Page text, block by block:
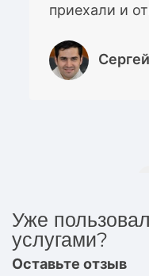
приехали и
Сергей
Уже
услугами?
Оставьте отзыв